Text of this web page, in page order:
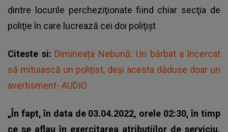
dintre locurile percheziţionate fiind chiar secţia de
poliţieîn care lucrează cei doi poliţişt
Citeste si: Dimineața Nebună: Un bărbat a încercat
să mituiască un polițist, deși acesta dăduse doar un
avertisment- AUDIO
„În fapt, în data de 03.04.2022, orele 02:30, în timp
ce se aflau în exercitarea atribuţiilor de serviciu,